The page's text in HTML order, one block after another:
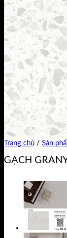
Trang chủ / Sản
GẠCH